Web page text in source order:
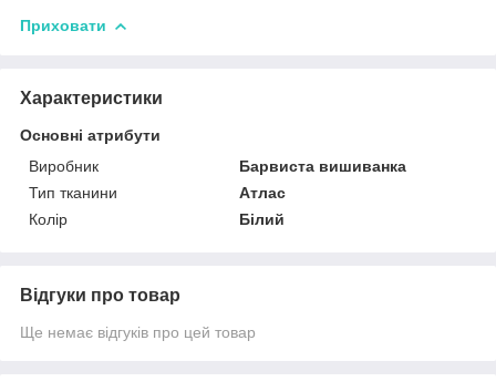
Приховати
Характеристики
Основні атрибути
Виробник
Барвиста вишиванка
Тип тканини
Атлас
Колір
Білий
Відгуки про товар
Ще немає відгуків про цей товар